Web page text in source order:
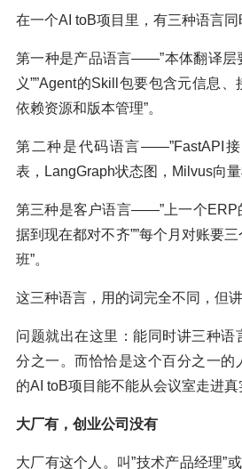
在一个AI toB项目里，有三种语言同
第一种是产品语言——”本体翻译层
义””Agent的Skill包要包含元信息、
依赖资源和版本管理”。
第二种是代码语言——”FastAPI接
表，LangGraph状态图，Milvus向量
第三种是客户语言——”上一个ERP
据到现在都对不齐””每个月对账要
班”。
这三种语言，用的词完全不同，但
问题就出在这里：能同时讲三种语
分之一。而恰恰是这个百分之一的
的AI toB项目能不能从会议室走进真
大厂有，创业公司没有
大厂有这个人。叫”技术产品经理”